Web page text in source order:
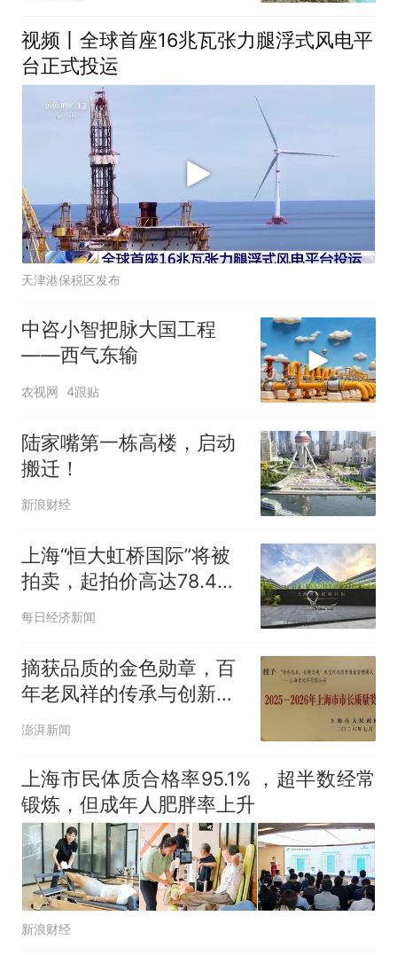
视频丨全球首座16兆瓦张力腿浮式风电平
台正式投运
天津港保税区发布
中咨小智把脉大国工程
——西气东输
农视网 4跟贴
陆家嘴第一栋高楼，启动
搬迁！
新浪财经
上海“恒大虹桥国际”将被
拍卖，起拍价高达78.4亿
元！许家印8年前斥巨资
每日经济新闻
摘获品质的金色勋章，百
年老凤祥的传承与创新之
道
澎湃新闻
上海市民体质合格率95.1% ，超半数经常
锻炼，但成年人肥胖率上升
新浪财经